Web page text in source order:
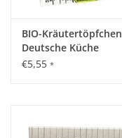
BIO-Kräutertöpfchen
Deutsche Küche
€5,55 *